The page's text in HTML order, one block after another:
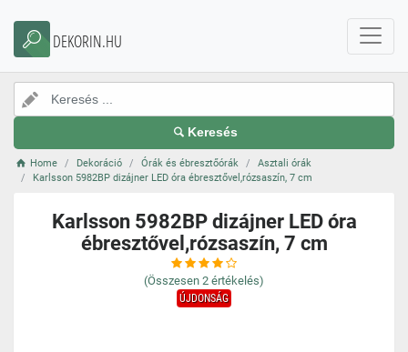
DEKORIN.HU
Keresés
Home Dekoráció Órák és ébresztőórák
Asztali órák
Karlsson 5982BP dizájner LED óra ébresztővel,rózsaszín, 7 cm
Karlsson 5982BP dizájner LED óra
ébresztővel,rózsaszín, 7 cm
(Összesen 2 értékelés)
ÚJDONSÁG